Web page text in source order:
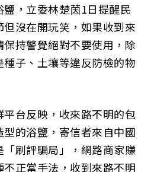
，立委林楚茵1日提醒民
沒在開玩笑，如果收到來
持警覺絕對不要使用，除
子、土壤等違反防檢的物
台反映，收來路不明的包
的浴鹽，寄信者來自中國
刷評騙局」，網路商家賺
正當手法，收到來路不明